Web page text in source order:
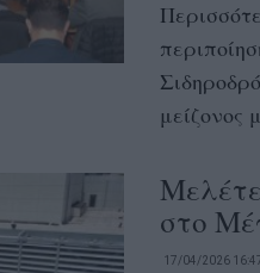
μείζονος
στο
17/04/2026